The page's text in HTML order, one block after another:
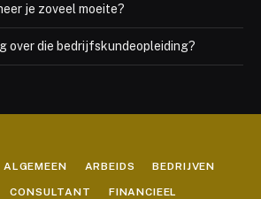
je zoveel moeite?
over die bedrijfskundeopleiding?
ALGEMEEN ARBEIDS BEDRIJVEN
CONSULTANT FINANCIEEL